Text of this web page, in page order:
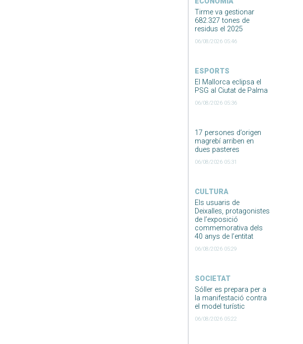
Tirme va gestionar
682.327 tones de
residus el 2025
06/08/2026 05:46
ESPORTS
El Mallorca eclipsa el
PSG al Ciutat de Palma
06/08/2026 05:36
17 persones d’origen
magrebí arriben en
dues pasteres
06/08/2026 05:31
CULTURA
Els usuaris de
Deixalles, protagonistes
de l’exposició
commemorativa dels
40 anys de l’entitat
06/08/2026 05:29
SOCIETAT
Sóller es prepara per a
la manifestació contra
el model turístic
06/08/2026 05:22